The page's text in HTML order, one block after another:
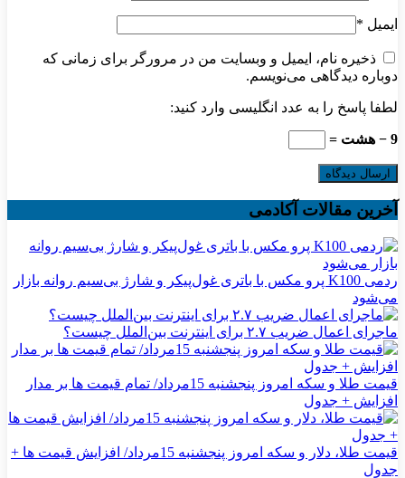
ایمیل *
ذخیره نام، ایمیل و وبسایت من در مرورگر برای زمانی که
دوباره دیدگاهی می‌نویسم.
لطفا پاسخ را به عدد انگلیسی وارد کنید:
9 − هشت =
آخرین مقالات آکادمی
ردمی K100 پرو مکس با باتری غول‌پیکر و شارژ بی‌سیم روانه بازار
می‌شود
ماجرای اعمال ضریب ۲.۷ برای اینترنت بین‌الملل چیست؟
قیمت طلا و سکه امروز پنجشنبه 15مرداد/ تمام قیمت ها بر مدار
افزایش + جدول
قیمت طلا، دلار و سکه امروز پنجشنبه 15مرداد/ افزایش قیمت ها +
جدول